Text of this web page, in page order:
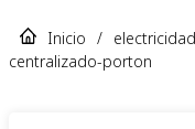
Inicio / electricidad
centralizado-porton